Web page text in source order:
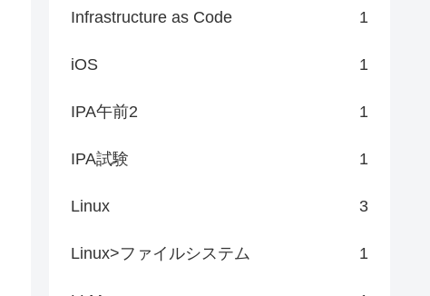
Infrastructure as Code 1
iOS 1
IPA午前2 1
IPA試験 1
Linux 3
Linux>ファイルシステム 1